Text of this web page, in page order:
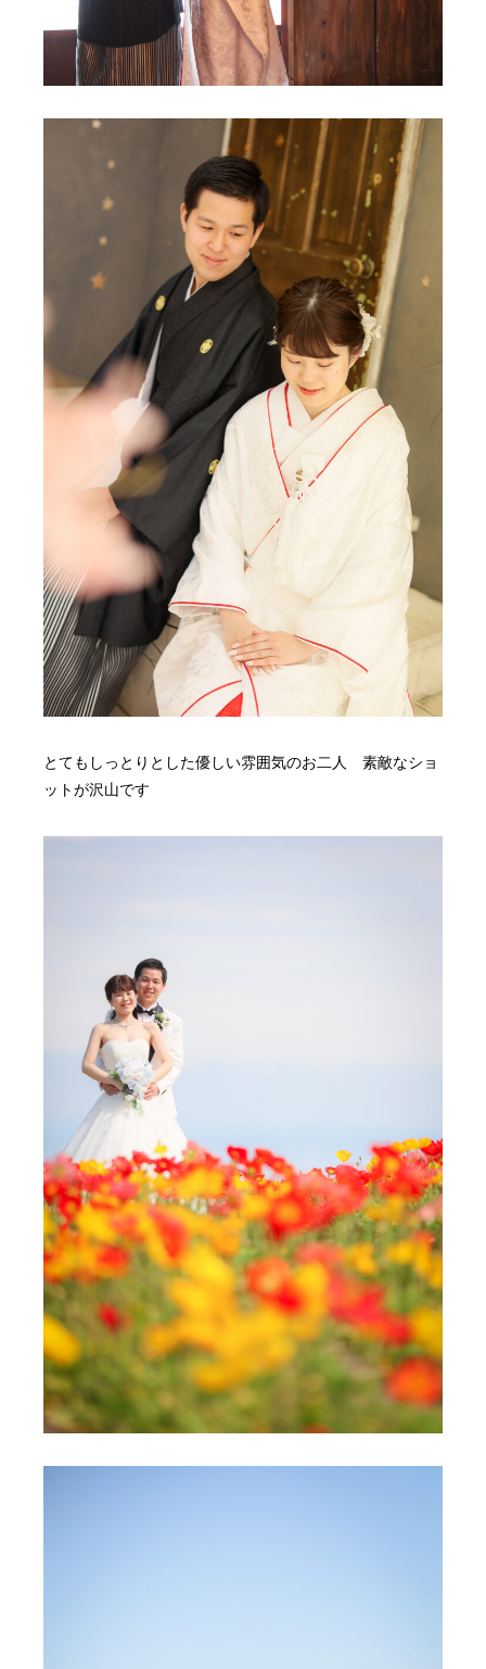
とてもしっとりとした優しい雰囲気のお二人 素敵なショ
ットが沢山です